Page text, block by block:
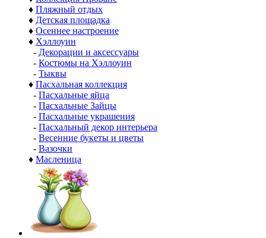
♦ Пляжный отдых
♦ Детская площадка
♦ Осеннее настроение
♦ Хэллоуин
- Декорации и аксессуары
- Костюмы на Хэллоуин
- Тыквы
♦ Пасхальная коллекция
- Пасхальные яйца
- Пасхальные Зайцы
- Пасхальные украшения
- Пасхальный декор интерьера
- Весенние букеты и цветы
- Вазочки
♦ Масленица